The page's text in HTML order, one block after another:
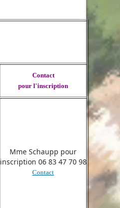
Contact
pour l'inscription
Mme Schaupp pour
inscription 06 83 47 70 98
Contact